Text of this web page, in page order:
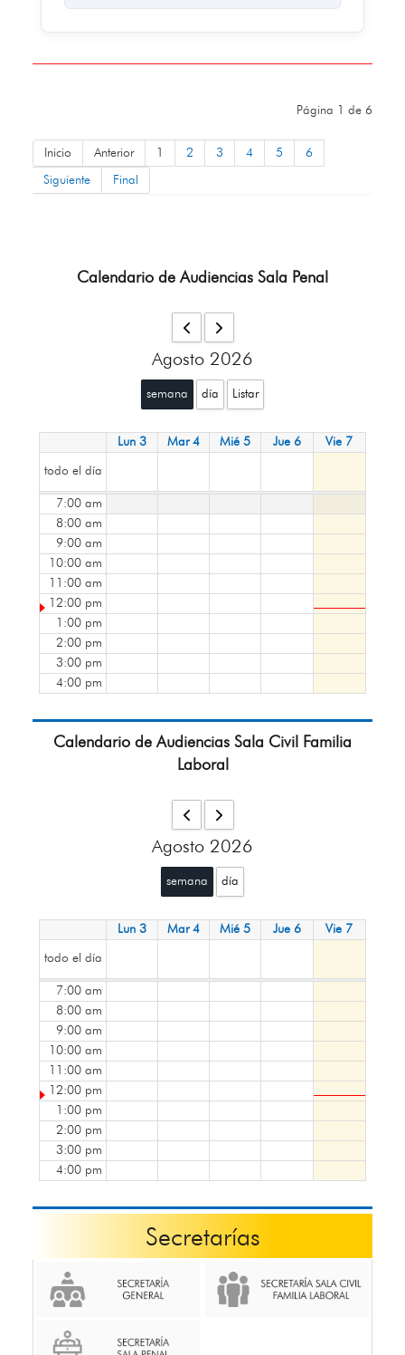
Página 1 de 6
Inicio Anterior 1 2 3 4 5 6
Siguiente Final
Calendario de Audiencias Sala Penal
Agosto 2026
semana día Listar
Lun 3 Mar 4 Mié 5 Jue 6 Vie 7
todo el día
7:00 am
8:00 am
9:00 am
10:00 am
11:00 am
12:00 pm
1:00 pm
2:00 pm
3:00 pm
4:00 pm
Calendario de Audiencias Sala Civil Familia
Laboral
Agosto 2026
semana día
Lun 3 Mar 4 Mié 5 Jue 6 Vie 7
todo el día
7:00 am
8:00 am
9:00 am
10:00 am
11:00 am
12:00 pm
1:00 pm
2:00 pm
3:00 pm
4:00 pm
Secretarías